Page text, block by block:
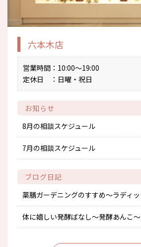
六本木店
営業時間 ：10:00～19:00
定休日
：日曜・祝日
お知らせ
8月の相談スケジュール
7月の相談スケジュール
ブログ日記
薬膳ガーデニングのすすめ～ラディ
体に嬉しい発酵ばなし～発酵あんこ